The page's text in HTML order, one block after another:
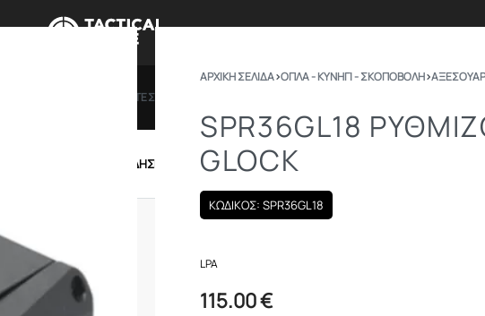
ΔΩΡΟΚΑΡΤΕΣ
ΕΝΔΥΣΗ – ΥΠΟΔΗΣΗ ΕΞΟΠΛΙΣΜΟΣ
ΑΡΧΙΚΉ ΣΕΛΊΔΑ›ΟΠΛΑ - ΚΥΝΗΓΙ - ΣΚΟΠΟΒΟΛΗ›
SPR36GL18
GLOCK
ΚΩΔΙΚΟΣ: SPR36GL18
LPA
115.00€